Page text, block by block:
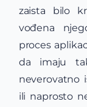
zaista bilo
vođena
proces
da imaju
neverovatno
ili naprosto